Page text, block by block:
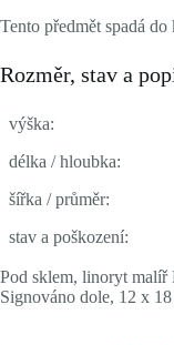
Tento předmět spadá
Rozměr, stav a
výška:
délka / hloubka:
šířka / průměr:
stav a poškození:
Pod sklem, linoryt
Signováno dole, 12 x